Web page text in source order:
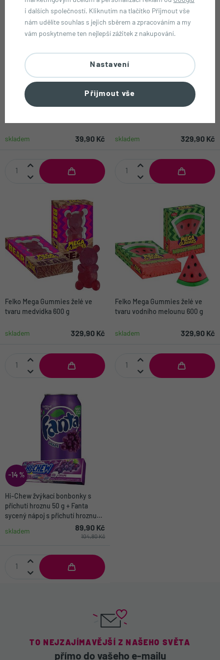
Millions žvýkací bonbony s
skladem 39,90 Kč
Felko Mega Gummies želé ve
skladem 329,90 Kč
Felko Mega Gummies želé ve
tvaru medvídka 600 g
skladem 329,90 Kč
Felko Mega Gummies želé ve
tvaru vodního melounu 600 g
skladem 329,90 Kč
-14 %
Hi-Chew žvýkací bonbonky s
příchutí hroznu 50 g + Fanta
sycený nápoj s příchutí hroznu
skladem 89,90 Kč
104,80 Kč
TO NEJZAJÍMAVĚJŠÍ Z NAŠEHO SVĚTA
přímo do vašeho e-mailu
i dalších společností. Kliknutím na tlačítko Přijmout vše
nám udělíte souhlas s jejich sběrem a zpracováním a my
vám poskytneme ten nejlepší zážitek z nakupování.
Nastavení
Přijmout vše